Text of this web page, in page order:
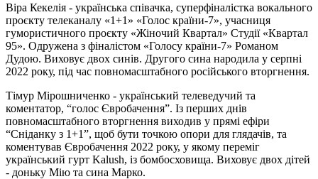
Віра Кекелія - українська співачка, суперфіналістка вокального
проєкту телеканалу «1+1» «Голос країни-7», учасниця
гумористичного проєкту «Жіночий Квартал» Студії «Квартал
95». Одружена з фіналістом «Голосу країни-7» Романом
Дудою. Виховує двох синів. Другого сина народила у серпні
2022 року, під час повномасштабного російського вторгнення.
Тімур Мірошниченко - український телеведучий та
коментатор, “голос Євробачення”. Із перших днів
повномасштабного вторгнення виходив у прямі ефіри
“Сніданку з 1+1”, щоб бути точкою опори для глядачів, та
коментував Євробачення 2022 року, у якому переміг
український гурт Kalush, із бомбосховища. Виховує двох дітей
- доньку Мію та сина Марко.